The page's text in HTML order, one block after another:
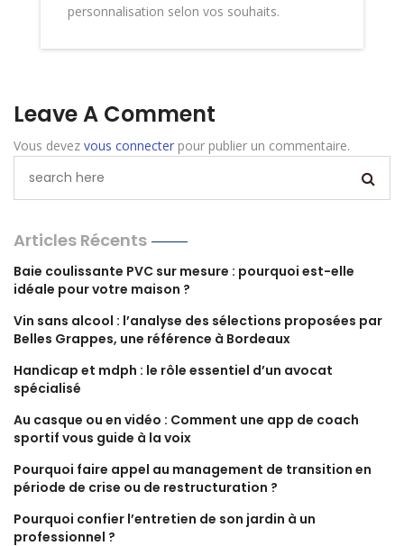
personnalisation selon vos souhaits.
Leave A Comment
Vous devez vous connecter pour publier un commentaire.
Articles Récents
Baie coulissante PVC sur mesure : pourquoi est-elle
idéale pour votre maison ?
Vin sans alcool : l’analyse des sélections proposées par
Belles Grappes, une référence à Bordeaux
Handicap et mdph : le rôle essentiel d’un avocat
spécialisé
Au casque ou en vidéo : Comment une app de coach
sportif vous guide à la voix
Pourquoi faire appel au management de transition en
période de crise ou de restructuration ?
Pourquoi confier l’entretien de son jardin à un
professionnel ?